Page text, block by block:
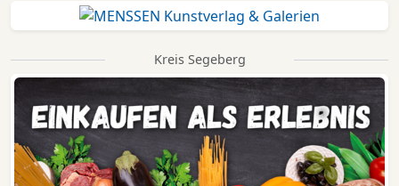
Kreis Segeberg